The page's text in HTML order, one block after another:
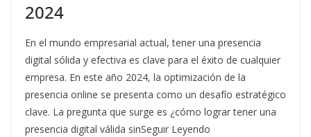
2024
En el mundo empresarial actual, tener una presencia
digital sólida y efectiva es clave para el éxito de cualquier
empresa. En este año 2024, la optimización de la
presencia online se presenta como un desafío estratégico
clave. La pregunta que surge es ¿cómo lograr tener una
presencia digital válida sinSeguir Leyendo